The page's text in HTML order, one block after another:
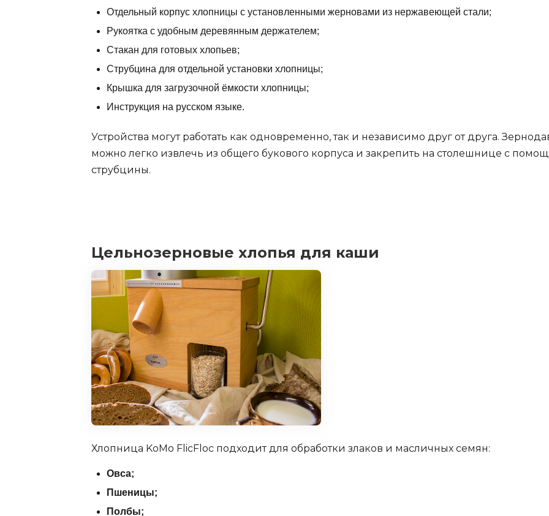
Отдельный корпус хлопницы с установленными жерновами из нержавеющей стали;
Рукоятка с удобным деревянным держателем;
Стакан для готовых хлопьев;
Струбцина для отдельной установки хлопницы;
Крышка для загрузочной ёмкости хлопницы;
Инструкция на русском языке.
Устройства могут работать как одновременно, так и независимо друг от друга.
можно легко извлечь из общего букового корпуса и закрепить на столешнице с
струбцины.
Цельнозерновые хлопья для каши
Хлопница KoMo FlicFloc подходит для обработки злаков и масличных семян:
Овса;
Пшеницы;
Полбы;